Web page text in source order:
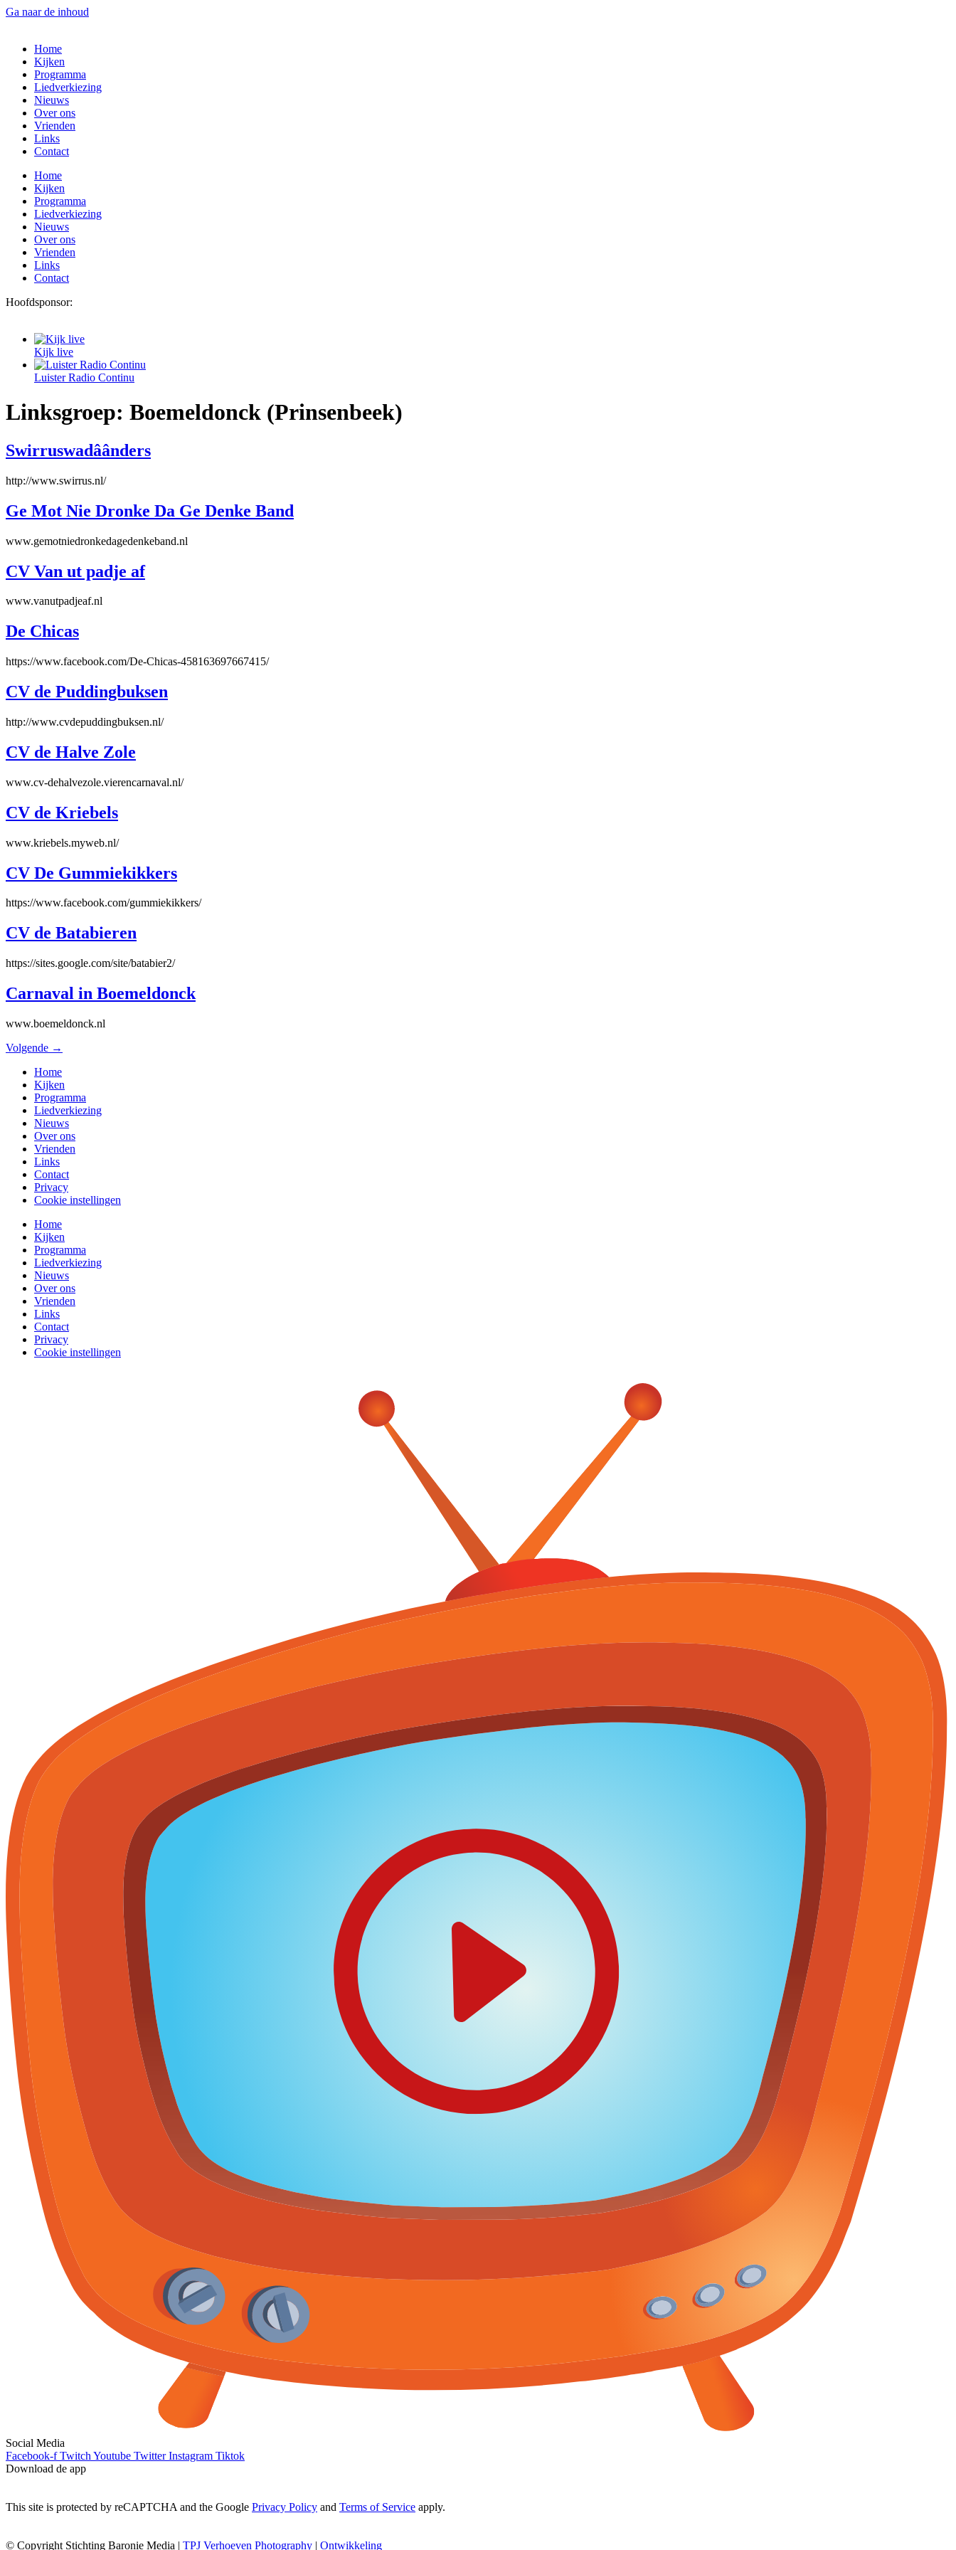
Ga naar de inhoud
Home
Kijken
Programma
Liedverkiezing
Nieuws
Over ons
Vrienden
Links
Contact
Home
Kijken
Programma
Liedverkiezing
Nieuws
Over ons
Vrienden
Links
Contact
Hoofdsponsor:
Kijk live
Luister Radio Continu
Linksgroep: Boemeldonck (Prinsenbeek)
Swirruswadâânders
http://www.swirrus.nl/
Ge Mot Nie Dronke Da Ge Denke Band
www.gemotniedronkedagedenkeband.nl
CV Van ut padje af
www.vanutpadjeaf.nl
De Chicas
https://www.facebook.com/De-Chicas-458163697667415/
CV de Puddingbuksen
http://www.cvdepuddingbuksen.nl/
CV de Halve Zole
www.cv-dehalvezole.vierencarnaval.nl/
CV de Kriebels
www.kriebels.myweb.nl/
CV De Gummiekikkers
https://www.facebook.com/gummiekikkers/
CV de Batabieren
https://sites.google.com/site/batabier2/
Carnaval in Boemeldonck
www.boemeldonck.nl
Volgende →
Home
Kijken
Programma
Liedverkiezing
Nieuws
Over ons
Vrienden
Links
Contact
Privacy
Cookie instellingen
Home
Kijken
Programma
Liedverkiezing
Nieuws
Over ons
Vrienden
Links
Contact
Privacy
Cookie instellingen
Social Media
Facebook-f Twitch Youtube Twitter Instagram Tiktok
Download de app
This site is protected by reCAPTCHA and the Google Privacy Policy and Terms of Service apply.
© Copyright Stichting Baronie Media | TPJ Verhoeven Photography | Ontwikkeling